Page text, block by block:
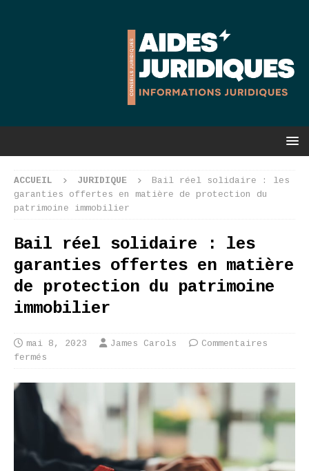
ACCUEIL JURIDIQUE
Bail réel solidaire : les
garanties offertes en matière de protection du
patrimoine immobilier
Bail réel solidaire : les
garanties offertes en matière
de protection du patrimoine
immobilier
mai 8, 2023 James Carols
Commentaires
fermés